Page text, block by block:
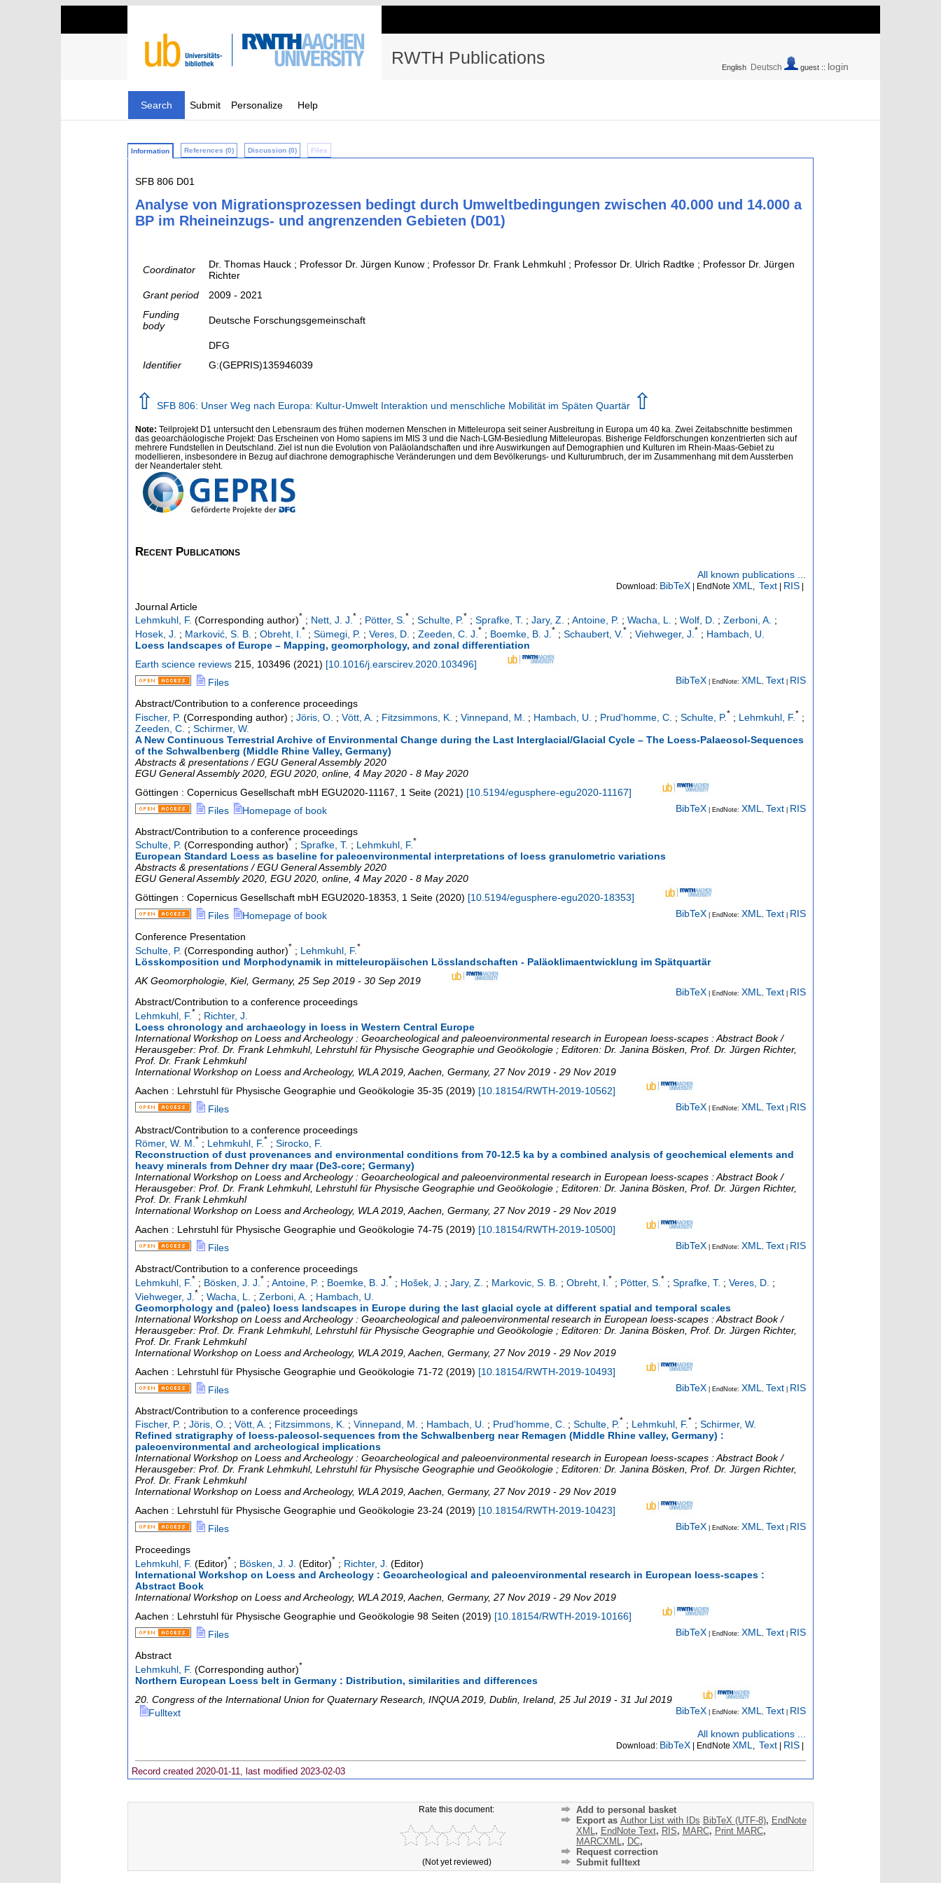
RWTH Publications English Deutsch guest :: login
Search Submit Personalize Help
Information References (0) Discussion (0) Files
SFB 806 D01
Analyse von Migrationsprozessen bedingt durch Umweltbedingungen zwischen 40.000 und 14.000 a
BP im Rheineinzugs- und angrenzenden Gebieten (D01)
Coordinator
Dr. Thomas Hauck ; Professor Dr. Jürgen Kunow ; Professor Dr. Frank Lehmkuhl ; Professor Dr. Ulrich Radtke ; Professor Dr. Jürgen
Richter
Grant period
2009 - 2021
Funding
body
Deutsche Forschungsgemeinschaft
DFG
Identifier
G:(GEPRIS)135946039
⇧ SFB 806: Unser Weg nach Europa: Kultur-Umwelt Interaktion und menschliche Mobilität im Späten Quartär ⇧
Note: Teilprojekt D1 untersucht den Lebensraum des frühen modernen Menschen in Mitteleuropa seit seiner Ausbreitung in Europa um 40 ka. Zwei Zeitabschnitte bestimmen
das geoarchäologische Projekt: Das Erscheinen von Homo sapiens im MIS 3 und die Nach-LGM-Besiedlung Mitteleuropas. Bisherige Feldforschungen konzentrierten sich auf
mehrere Fundstellen in Deutschland. Ziel ist nun die Evolution von Paläolandschaften und ihre Auswirkungen auf Demographien und Kulturen im Rhein-Maas-Gebiet zu
modellieren, insbesondere in Bezug auf diachrone demographische Veränderungen und dem Bevölkerungs- und Kulturumbruch, der im Zusammenhang mit dem Aussterben
der Neandertaler steht.
Recent Publications
All known publications ...
Download: BibTeX | EndNote XML Text | RIS |
Journal Article
Lehmkuhl, F. (Corresponding author)* ; Nett, J. J.* ; Pötter, S.* ; Schulte, P.* ; Sprafke, T. ; Jary, Z. ; Antoine, P. ; Wacha, L. ; Wolf, D. ; Zerboni, A. ;
Hosek, J.
; Marković, S. B. ; Obreht, I. * ; Sümegi, P. ; Veres, D. ; Zeeden, C. J. * ; Boemke, B. J. * ; Schaubert, V.* ; Viehweger, J. * ; Hambach, U.
Loess landscapes of Europe – Mapping, geomorphology, and zonal differentiation
Earth science reviews 215 103496 (2021) [10.1016/j.earscirev.2020.103496]
Files
BibTeX | EndNote: XML , Text RIS
Abstract/Contribution to a conference proceedings
Fischer, P. (Corresponding author) ; Jöris, O. ; Vött, A. ; Fitzsimmons, K. ; Vinnepand, M. ; Hambach, U. ; Prud'homme, C. ; Schulte, P.* ; Lehmkuhl, F. * ;
Zeeden, C. ; Schirmer, W.
A New Continuous Terrestrial Archive of Environmental Change during the Last Interglacial/Glacial Cycle – The Loess-Palaeosol-Sequences
of the Schwalbenberg (Middle Rhine Valley, Germany)
Abstracts & presentations / EGU General Assembly 2020
EGU General Assembly 2020 EGU 2020 online , 4 May 2020 - 8 May 2020
Göttingen : Copernicus Gesellschaft mbH EGU2020-11167, 1 Seite (2021) [10.5194/egusphere-egu2020-11167]
Files
Homepage of book BibTeX | EndNote: XML Text RIS
Abstract/Contribution to a conference proceedings
Schulte, P. (Corresponding author)* ; Sprafke, T. ; Lehmkuhl, F.*
European Standard Loess as baseline for paleoenvironmental interpretations of loess granulometric variations
Abstracts & presentations / EGU General Assembly 2020
EGU General Assembly 2020, EGU 2020, online, 4 May 2020 - 8 May 2020
Göttingen : Copernicus Gesellschaft mbH EGU2020-18353, 1 Seite (2020) [10.5194/egusphere-egu2020-18353]
Files
Homepage of book BibTeX | EndNote: XML, Text RIS
Conference Presentation
Schulte, P. (Corresponding author)* ; Lehmkuhl, F. *
Lösskomposition und Morphodynamik in mitteleuropäischen Lösslandschaften - Paläoklimaentwicklung im Spätquartär
AK Geomorphologie Kiel, Germany, 25 Sep 2019 - 30 Sep 2019
BibTeX | EndNote: XML , Text RIS
Abstract/Contribution to a conference proceedings
Lehmkuhl, F. * ; Richter, J.
Loess chronology and archaeology in loess in Western Central Europe
International Workshop on Loess and Archeology : Geoarcheological and paleoenvironmental research in European loess-scapes : Abstract Book /
Herausgeber: Prof. Dr. Frank Lehmkuhl, Lehrstuhl für Physische Geographie und Geoökologie ; Editoren: Dr. Janina Bösken, Prof. Dr. Jürgen Richter,
Prof. Dr. Frank Lehmkuhl
International Workshop on Loess and Archeology, WLA 2019 Aachen Germany, 27 Nov 2019 - 29 Nov 2019
Aachen : Lehrstuhl für Physische Geographie und Geoökologie 35-35 (2019) [10.18154/RWTH-2019-10562]
Files
BibTeX | EndNote: XML Text RIS
Abstract/Contribution to a conference proceedings
Römer, W. M.* ; Lehmkuhl, F.* ; Sirocko, F.
Reconstruction of dust provenances and environmental conditions from 70-12.5 ka by a combined analysis of geochemical elements and
heavy minerals from Dehner dry maar (De3-core; Germany)
International Workshop on Loess and Archeology : Geoarcheological and paleoenvironmental research in European loess-scapes : Abstract Book /
Herausgeber: Prof. Dr. Frank Lehmkuhl, Lehrstuhl für Physische Geographie und Geoökologie ; Editoren: Dr. Janina Bösken, Prof. Dr. Jürgen Richter,
Prof. Dr. Frank Lehmkuhl
International Workshop on Loess and Archeology, WLA 2019,Aachen, Germany, 27 Nov 2019 - 29 Nov 2019
Aachen : Lehrstuhl für Physische Geographie und Geoökologie 74-75 (2019) [10.18154/RWTH-2019-10500]
Files
BibTeX | EndNote: XML, Text RIS
Abstract/Contribution to a conference proceedings
Lehmkuhl, F. * ; Bösken, J. J. * ; Antoine, P. ; Boemke, B. J. * ; Hošek, J. ; Jary, Z. ; Markovic, S. B. ; Obreht, I. * ; Pötter, S. * ; Sprafke, T. ; Veres, D. ;
Viehweger, J. * ; Wacha, L. ; Zerboni, A. ; Hambach, U.
Geomorphology and (paleo) loess landscapes in Europe during the last glacial cycle at different spatial and temporal scales
International Workshop on Loess and Archeology : Geoarcheological and paleoenvironmental research in European loess-scapes : Abstract Book /
Herausgeber: Prof. Dr. Frank Lehmkuhl, Lehrstuhl für Physische Geographie und Geoökologie ; Editoren: Dr. Janina Bösken, Prof. Dr. Jürgen Richter,
Prof. Dr. Frank Lehmkuhl
International Workshop on Loess and Archeology, WLA 2019 Aachen Germany, 27 Nov 2019 - 29 Nov 2019
Aachen : Lehrstuhl für Physische Geographie und Geoökologie 71-72 (2019) [10.18154/RWTH-2019-10493]
Files
BibTeX | EndNote: XML Text RIS
Abstract/Contribution to a conference proceedings
Fischer, P. ; Jöris, O. ; Vött, A. ; Fitzsimmons, K. ; Vinnepand, M. ; Hambach, U. ; Prud'homme, C. ; Schulte, P.* ; Lehmkuhl, F.* ; Schirmer, W.
Refined stratigraphy of loess-paleosol-sequences from the Schwalbenberg near Remagen (Middle Rhine valley, Germany) :
paleoenvironmental and archeological implications
International Workshop on Loess and Archeology : Geoarcheological and paleoenvironmental research in European loess-scapes : Abstract Book /
Herausgeber: Prof. Dr. Frank Lehmkuhl, Lehrstuhl für Physische Geographie und Geoökologie ; Editoren: Dr. Janina Bösken, Prof. Dr. Jürgen Richter,
Prof. Dr. Frank Lehmkuhl
International Workshop on Loess and Archeology, WLA 2019,Aachen, Germany, 27 Nov 2019 - 29 Nov 2019
Aachen : Lehrstuhl für Physische Geographie und Geoökologie 23-24 (2019) [10.18154/RWTH-2019-10423]
Files
BibTeX | EndNote: XML, Text RIS
Proceedings
Lehmkuhl, F. (Editor)* ; Bösken, J. J. (Editor)* ; Richter, J. (Editor)
International Workshop on Loess and Archeology : Geoarcheological and paleoenvironmental research in European loess-scapes :
Abstract Book
International Workshop on Loess and Archeology, WLA 2019 Aachen Germany, 27 Nov 2019 - 29 Nov 2019
Aachen : Lehrstuhl für Physische Geographie und Geoökologie 98 Seiten (2019) [10.18154/RWTH-2019-10166]
Files
BibTeX | EndNote: XML Text RIS
Abstract
Lehmkuhl, F. (Corresponding author)*
Northern European Loess belt in Germany : Distribution, similarities and differences
20. Congress of the International Union for Quaternary Research INQUA 2019 Dublin Ireland , 25 Jul 2019 - 31 Jul 2019
Fulltext
BibTeX | EndNote: XML Text RIS
All known publications ...
Download: BibTeX | EndNote XML Text | RIS |
Record created 2020-01-11, last modified 2023-02-03
Rate this document:
(Not yet reviewed)
Add to personal basket
Export as Author List with IDs BibTeX (UTF-8), EndNote
XML, EndNote Text, RIS, MARC, Print MARC,
MARCXML, DC,
Request correction
Submit fulltext